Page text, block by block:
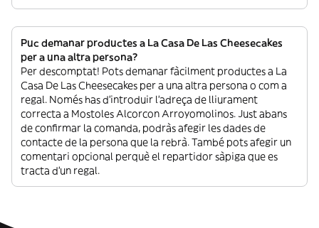
Puc demanar productes a La Casa De Las Cheesecakes
per a una altra persona?
Per descomptat! Pots demanar fàcilment productes a La
Casa De Las Cheesecakes per a una altra persona o com a
regal. Només has d’introduir l’adreça de lliurament
correcta a Mostoles Alcorcon Arroyomolinos. Just abans
de confirmar la comanda, podràs afegir les dades de
contacte de la persona que la rebrà. També pots afegir un
comentari opcional perquè el repartidor sàpiga que es
tracta d’un regal.